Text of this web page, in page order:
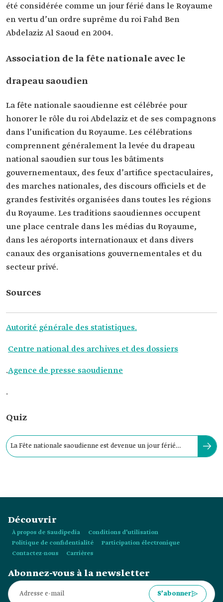
été considérée comme un jour férié dans le Royaume
en vertu d’un ordre suprême du roi Fahd Ben
Abdelaziz Al Saoud en 2004.
Association de la fête nationale avec le
drapeau saoudien
La fête nationale saoudienne est célébrée pour
honorer le rôle du roi Abdelaziz et de ses compagnons
dans l’unification du Royaume. Les célébrations
comprennent généralement la levée du drapeau
national saoudien sur tous les bâtiments
gouvernementaux, des feux d’artifice spectaculaires,
des marches nationales, des discours officiels et de
grandes festivités organisées dans toutes les régions
du Royaume. Les traditions saoudiennes occupent
une place centrale dans les médias du Royaume,
dans les aéroports internationaux et dans divers
canaux des organisations gouvernementales et du
secteur privé.
Sources
Autorité générale des statistiques.
Centre national des archives et des dossiers
.Agence de presse saoudienne
.
Quiz
La Fête nationale saoudienne est devenue un jour férié
Découvrir
À propos de Saudipedia
Conditions d’utilisation
Politique de confidentialité
Participation électronique
Contactez-nous
Carrières
Abonnez-vous à la newsletter
S’abonner